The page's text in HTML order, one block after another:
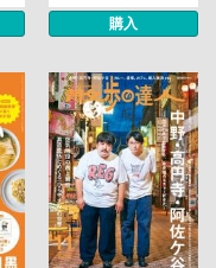
購入